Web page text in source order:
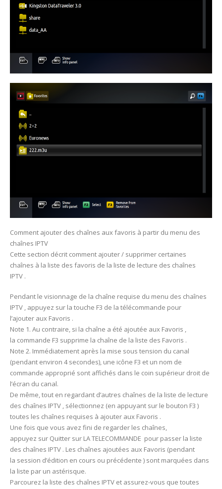
Comment ajouter des chaînes aux favoris à partir du menu des
chaînes IPTV
Cette section décrit comment ajouter / supprimer certaines
chaînes à la liste des favoris de la liste de lecture des chaînes
IPTV .
Pendant le visionnage de la chaîne requise du menu des chaînes
IPTV , appuyez sur la touche F3 de la télécommande pour
l’ajouter aux Favoris .
Note 1. Au contraire, si la chaîne a été ajoutée aux Favoris ,
la commande F3 supprime la chaîne de la liste des Favoris .
Note 2. Immédiatement après la mise sous tension du canal
(pendant environ 4 secondes), une icône F3 et un nom de
commande approprié sont affichés dans le coin supérieur droit de
l’écran du canal.
De même, tout en regardant d’autres chaînes de la liste de lecture
des chaînes IPTV , sélectionnez (en appuyant sur le bouton F3 )
toutes les chaînes requises à ajouter aux Favoris .
Une fois que vous avez fini de regarder les chaînes,
appuyez sur Quitter sur LA TELECOMMANDE pour passer la liste
des chaînes IPTV . Les chaînes ajoutées aux Favoris (pendant
la session d’édition en cours ou précédente ) sont marquées dans
la liste par un astérisque.
Parcourez la liste des chaînes IPTV et assurez-vous que toutes